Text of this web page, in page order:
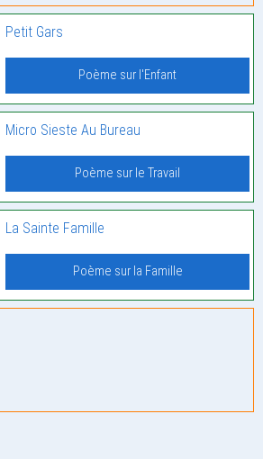
Petit Gars
Poème sur l'Enfant
Micro Sieste Au Bureau
Poème sur le Travail
La Sainte Famille
Poème sur la Famille